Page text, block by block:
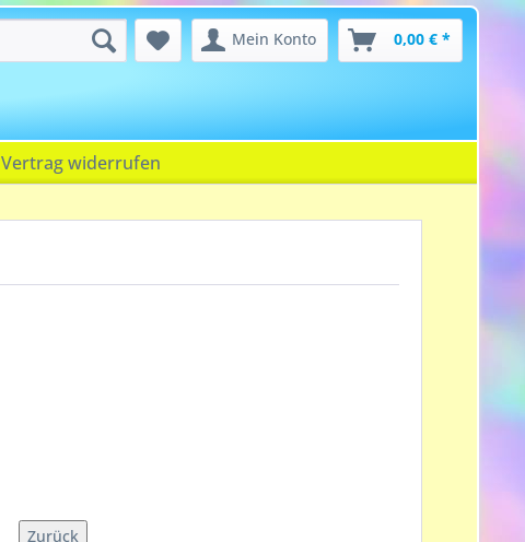
Mein Konto 0,00 € *
Vertrag widerrufen
Zurück